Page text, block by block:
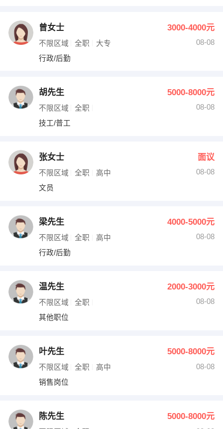
曾女士 3000-4000元
不限区域 全职 大专
08-08
行政/后勤
胡先生 5000-8000元
不限区域 全职
08-08
技工/普工
张女士 面议
不限区域 全职 高中
08-08
文员
梁先生 4000-5000元
不限区域 全职 高中
08-08
行政/后勤
温先生 2000-3000元
不限区域 全职
08-08
其他职位
叶先生 5000-8000元
不限区域 全职 高中
08-08
销售岗位
陈先生 5000-8000元